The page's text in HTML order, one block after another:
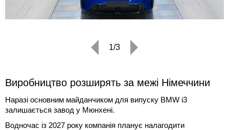
1/3
Виробництво розширять за межі Німеччини
Наразі основним майданчиком для випуску BMW i3
залишається завод у Мюнхені.
Водночас із 2027 року компанія планує налагодити